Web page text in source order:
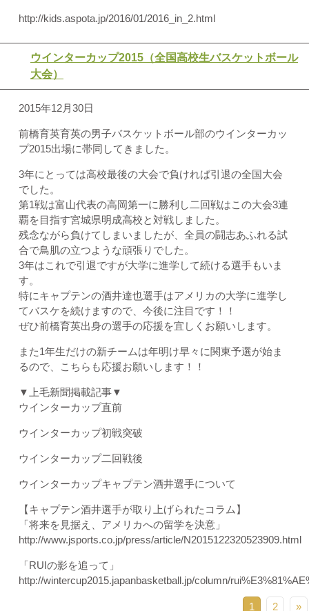
http://kids.aspota.jp/2016/01/2016_in_2.html
ウインターカップ2015（全国高校生バスケットボール
大会）
2015年12月30日
前橋育英育英の男子バスケットボール部のウインターカッ
プ2015出場に帯同してきました。
3年にとっては高校最後の大会で負ければ引退の全国大会
でした。
第1戦は富山代表の高岡第一に勝利し二回戦はこの大会3連
覇を目指す宮城県明成高校と対戦しました。
残念ながら負けてしまいましたが、全員の闘志あふれる試
合で鳥肌の立つような頑張りでした。
3年はこれで引退ですが大学に進学して続ける選手もいま
す。
特にキャプテンの酒井達也選手はアメリカの大学に進学し
てバスケを続けますので、今後に注目です！！
ぜひ前橋育英出身の選手の応援を宜しくお願いします。
また1年生だけの新チームは年明け早々に関東予選が始ま
るので、こちらも応援お願いします！！
▼上毛新聞掲載記事▼
ウインターカップ直前
ウインターカップ初戦突破
ウインターカップ二回戦後
ウインターカップキャプテン酒井選手について
【キャプテン酒井選手が取り上げられたコラム】
「将来を見据え、アメリカへの留学を決意」
http://www.jsports.co.jp/press/article/N2015122320523909.html
「RUIの影を追って」
http://wintercup2015.japanbasketball.jp/column/
1 2 »